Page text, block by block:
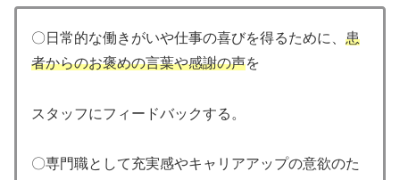
〇日常的な働きがいや仕事の喜びを得るために、 患
者からのお褒めの言葉や感謝の声を
スタッフにフィードバックする。
〇専門職として充実感やキャリアアップの意欲のた